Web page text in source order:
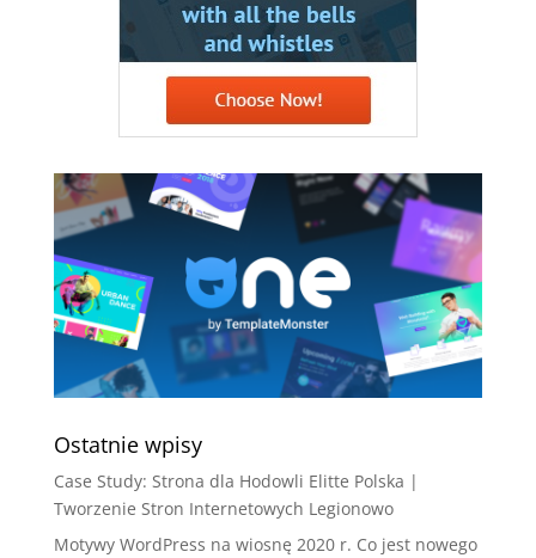
Ostatnie wpisy
Case Study: Strona dla Hodowli Elitte Polska |
Tworzenie Stron Internetowych Legionowo
Motywy WordPress na wiosnę 2020 r. Co jest nowego